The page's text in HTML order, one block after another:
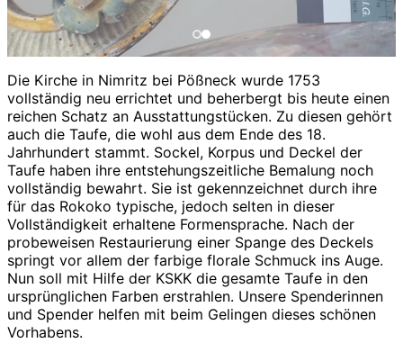
Die Kirche in Nimritz bei Pößneck wurde 1753
vollständig neu errichtet und beherbergt bis heute einen
reichen Schatz an Ausstattungstücken. Zu diesen gehört
auch die Taufe, die wohl aus dem Ende des 18.
Jahrhundert stammt. Sockel, Korpus und Deckel der
Taufe haben ihre entstehungszeitliche Bemalung noch
vollständig bewahrt. Sie ist gekennzeichnet durch ihre
für das Rokoko typische, jedoch selten in dieser
Vollständigkeit erhaltene Formensprache. Nach der
probeweisen Restaurierung einer Spange des Deckels
springt vor allem der farbige florale Schmuck ins Auge.
Nun soll mit Hilfe der KSKK die gesamte Taufe in den
ursprünglichen Farben erstrahlen. Unsere Spenderinnen
und Spender helfen mit beim Gelingen dieses schönen
Vorhabens.